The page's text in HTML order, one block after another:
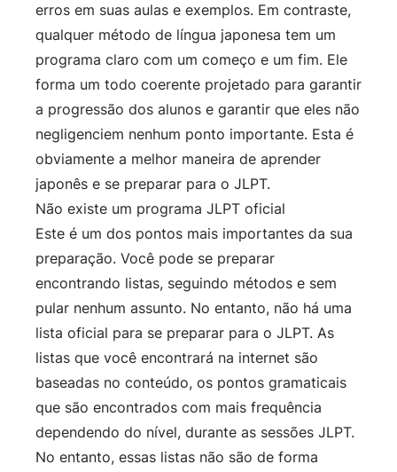
erros em suas aulas e exemplos. Em contraste,
qualquer método de língua japonesa tem um
programa claro com um começo e um fim. Ele
forma um todo coerente projetado para garantir
a progressão dos alunos e garantir que eles não
negligenciem nenhum ponto importante. Esta é
obviamente a melhor maneira de aprender
japonês e se preparar para o JLPT.
Não existe um programa JLPT oficial
Este é um dos pontos mais importantes da sua
preparação. Você pode se preparar
encontrando listas, seguindo métodos e sem
pular nenhum assunto. No entanto, não há uma
lista oficial para se preparar para o JLPT. As
listas que você encontrará na internet são
baseadas no conteúdo, os pontos gramaticais
que são encontrados com mais frequência
dependendo do nível, durante as sessões JLPT.
No entanto, essas listas não são de forma